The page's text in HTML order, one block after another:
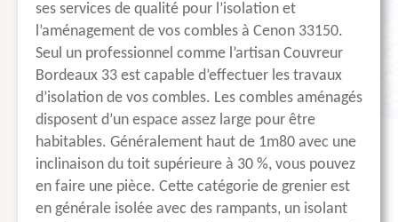
ses services de qualité pour l’isolation et
l’aménagement de vos combles à Cenon 33150.
Seul un professionnel comme l’artisan Couvreur
Bordeaux 33 est capable d’effectuer les travaux
d’isolation de vos combles. Les combles aménagés
disposent d’un espace assez large pour être
habitables. Généralement haut de 1m80 avec une
inclinaison du toit supérieure à 30 %, vous pouvez
en faire une pièce. Cette catégorie de grenier est
en générale isolée avec des rampants, un isolant